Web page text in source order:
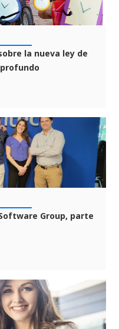
la nueva ley de
Group, parte